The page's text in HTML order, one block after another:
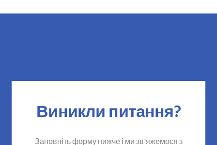
Виникли питання?
Заповніть форму нижче і ми зв'яжемося з